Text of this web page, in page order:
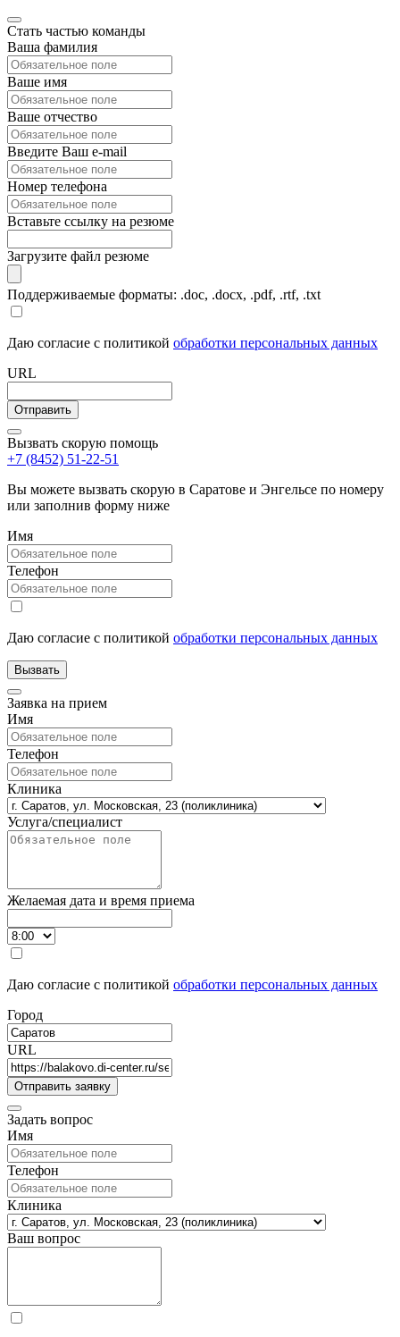
Стать частью команды
Ваша фамилия
Ваше имя
Ваше отчество
Введите Ваш e-mail
Номер телефона
Вставьте ссылку на резюме
Загрузите файл резюме
Поддерживаемые форматы: .doc, .docx, .pdf, .rtf, .txt
Даю согласие с политикой обработки персональных данных
URL
Вызвать скорую помощь
+7 (8452) 51-22-51
Вы можете вызвать скорую в Саратове и Энгельсе по номеру
или заполнив форму ниже
Имя
Телефон
Даю согласие с политикой обработки персональных данных
Заявка на прием
Имя
Телефон
Клиника
Услуга/специалист
Желаемая дата и время приема
Даю согласие с политикой обработки персональных данных
Город
URL
Задать вопрос
Имя
Телефон
Клиника
Ваш вопрос